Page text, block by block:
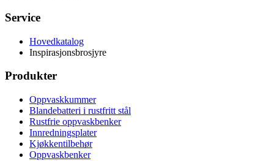
Service
Hovedkatalog
Inspirasjonsbrosjyre
Produkter
Oppvaskkummer
Blandebatteri i rustfritt stål
Rustfrie oppvaskbenker
Innredningsplater
Kjøkkentilbehør
Oppvaskbenker